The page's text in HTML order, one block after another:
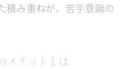
積み重ねが、苦手意識の
メリットとは